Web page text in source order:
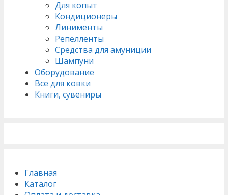
Для копыт
Кондиционеры
Линименты
Репелленты
Средства для амуниции
Шампуни
Оборудование
Все для ковки
Книги, сувениры
Главная
Каталог